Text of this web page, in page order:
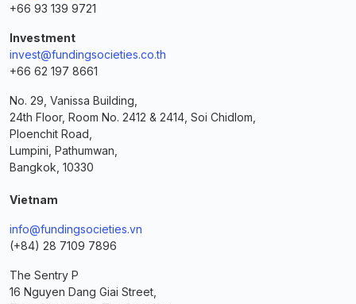
+66 93 139 9721
Investment
invest@fundingsocieties.co.th
+66 62 197 8661
No. 29, Vanissa Building,
24th Floor, Room No. 2412 & 2414, Soi Chidlom,
Ploenchit Road,
Lumpini, Pathumwan,
Bangkok, 10330
Vietnam
info@fundingsocieties.vn
(+84) 28 7109 7896
The Sentry P
16 Nguyen Dang Giai Street,